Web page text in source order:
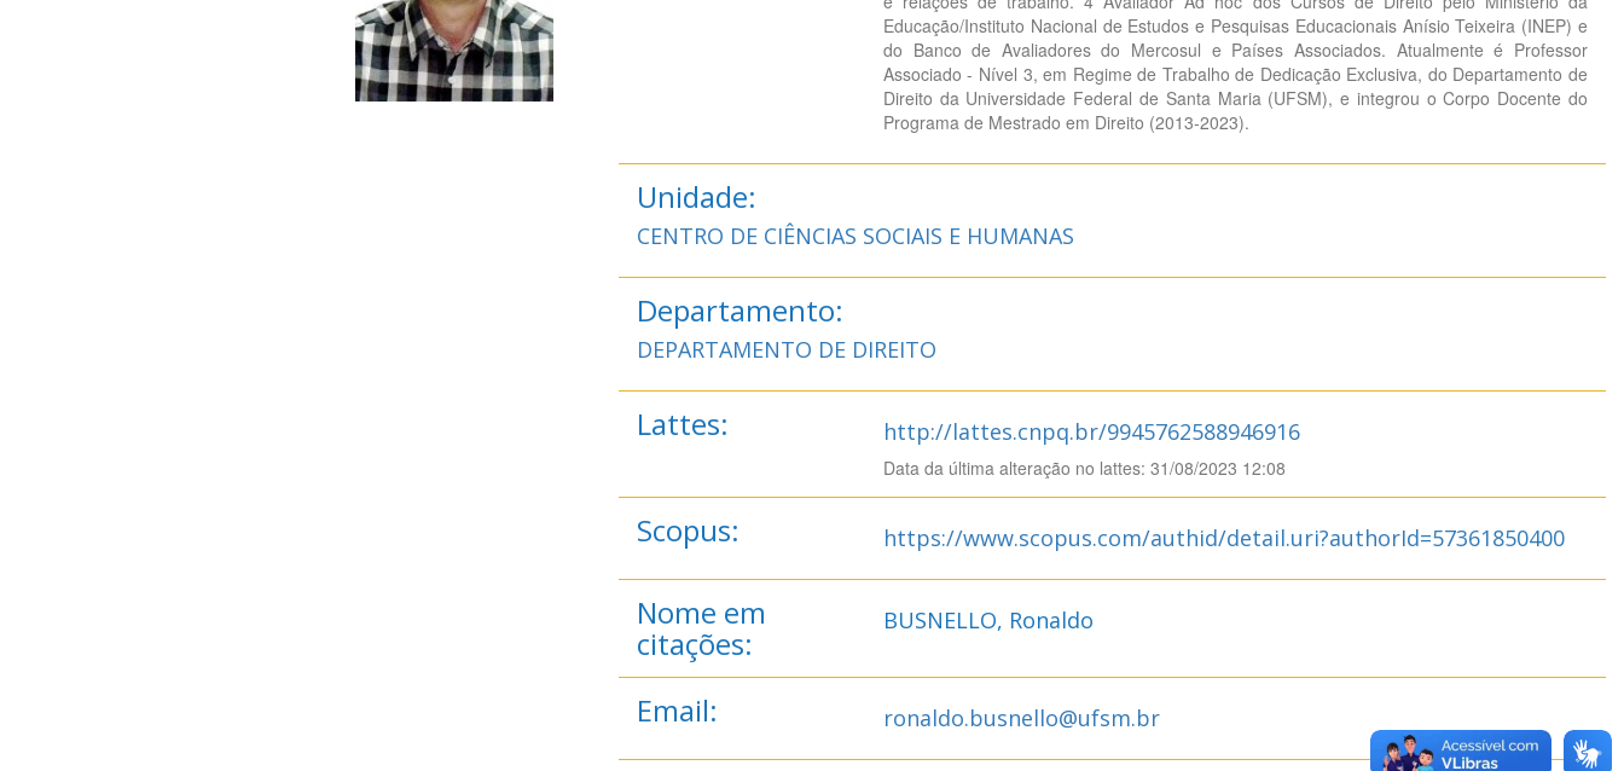
Educação/Instituto Nacional de Estudos e Pesquisas Educacionais Anísio Teixeira (INEP) e
do Banco de Avaliadores do Mercosul e Países Associados. Atualmente é Professor
Associado - Nível 3, em Regime de Trabalho de Dedicação Exclusiva, do Departamento de
Direito da Universidade Federal de Santa Maria (UFSM), e integrou o Corpo Docente do
Programa de Mestrado em Direito (2013-2023).
Unidade:
CENTRO DE CIÊNCIAS SOCIAIS E HUMANAS
Departamento:
DEPARTAMENTO DE DIREITO
Lattes: http://lattes.cnpq.br/9945762588946916
Data da última alteração no lattes: 31/08/2023 12:08
Scopus: https://www.scopus.com/authid/detail.uri?authorId=57361850400
Nome em
citações:
BUSNELLO, Ronaldo
Email: ronaldo.busnello@ufsm.br